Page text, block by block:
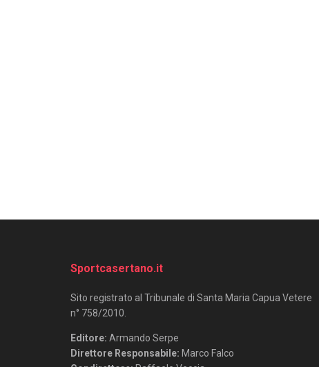
Sportcasertano.it
Sito registrato al Tribunale di Santa Maria Capua Vetere
n° 758/2010.
Editore: Armando Serpe
Direttore Responsabile: Marco Falco